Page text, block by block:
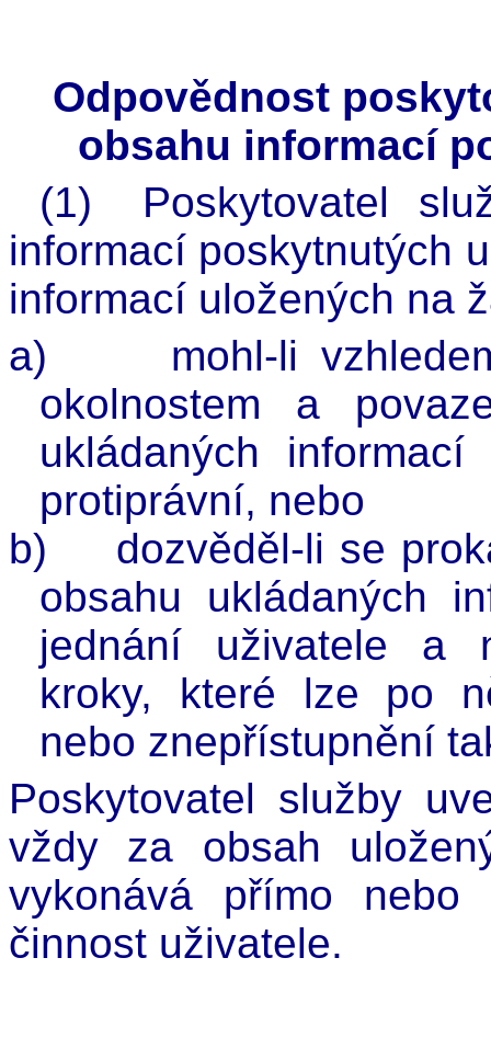
Odpovědnost
obsahu informací
(1)
Poskytovatel
informací poskytnutých
informací uložených na
a)
mohl-li
okolnostem a
ukládaných
protiprávní, nebo
b)
dozvěděl-li se
obsahu ukládaných
jednání uživatele a
kroky, které lze po
nebo znepřístupnění
Poskytovatel služby
vždy za obsah
vykonává přímo
činnost uživatele.